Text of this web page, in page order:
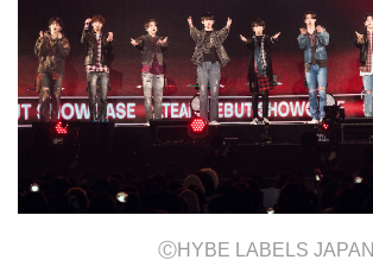
ⒸHYBE LABELS JAPAN